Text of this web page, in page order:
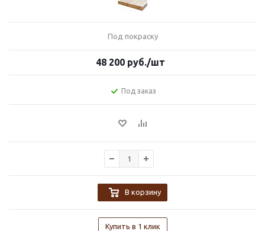
Под покраску
48 200 руб./шт
Под заказ
В корзину
Купить в 1 клик